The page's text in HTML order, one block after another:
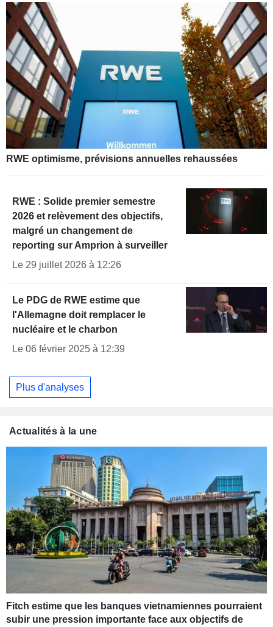
RWE optimisme, prévisions annuelles rehaussées
RWE : Solide premier semestre
2026 et relèvement des objectifs,
malgré un changement de
reporting sur Amprion à surveiller
Le 29 juillet 2026 à 12:26
Le PDG de RWE estime que
l'Allemagne doit remplacer le
nucléaire et le charbon
Le 06 février 2025 à 12:39
Plus d'analyses
Actualités à la une
Fitch estime que les banques vietnamiennes pourraient
subir une pression importante face aux objectifs de